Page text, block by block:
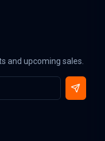
and upcoming sales.